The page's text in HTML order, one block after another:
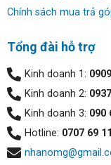
Chính sách mua trả
Tổng đài hỗ trợ
Kinh doanh 1:
Kinh doanh 2:
Kinh doanh 3: 090
Hotline: 0707 69